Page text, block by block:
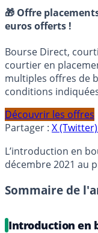
🎁 Offre
euros offerts !
Bourse Direct,
courtier en
multiples offres de
conditions
Découvrir les offres
Partager : X (Twitter)
L’introduction en
décembre 2021 au
Sommaire de
Introduction en